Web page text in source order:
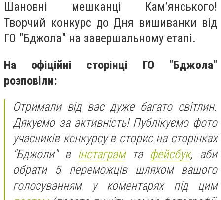
Шановні мешканці Кам’янського!
Творчий конкурс до Дня вишиванки від
ГО "Бджола" на завершальному етапі.
На офіційні сторінці ГО "Бджола"
розповіли:
Отримали від вас дуже багато світлин.
Дякуємо за активність! Публікуємо фото
учасників конкурсу в сторис на сторінках
"Бджоли" в інстаграмта фейсбук, аби
обрати 5 переможців шляхом вашого
голосуванням у коментарях під цим